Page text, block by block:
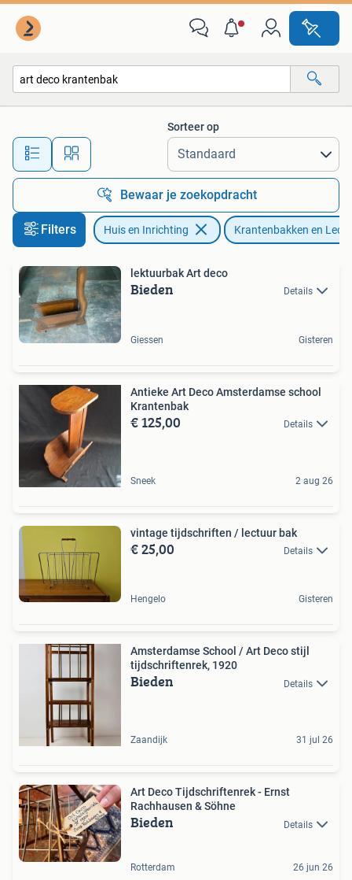
Alle afstanden…
Sorteer op
Bewaar je zoekopdracht
Filters Huis en Inrichting Krantenbakken en
lektuurbak Art deco
Bieden Details
Giessen Gisteren
Antieke Art Deco Amsterdamse school
Krantenbak
€ 125,00 Details
Sneek 2 aug 26
vintage tijdschriften / lectuur bak
€ 25,00 Details
Hengelo Gisteren
Amsterdamse School / Art Deco stijl
tijdschriftenrek, 1920
Bieden Details
Zaandijk 31 jul 26
Art Deco Tijdschriftenrek - Ernst
Rachhausen & Söhne
Bieden Details
Rotterdam 26 jun 26